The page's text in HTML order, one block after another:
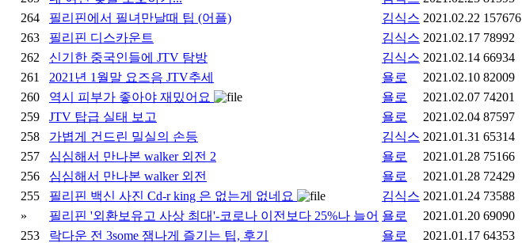
264
필리핀에서 필녀만날때 팁 (어플) 김식스 2021.02.22 157676
263
필리핀 디스카운트 김식스 2021.02.17 78992
262
신기한 중국인들에 JTV 탐방 김식스 2021.02.14 66934
261
2021년 1월말 요즈음 JTV추세 욜로 2021.02.10 82009
260
역시 피부가 좋아야 재밌어요 욜로 2021.02.07 74201
259
JTV 탑급 실태 보고 욜로 2021.02.04 87597
258
가볍게 건드린 밀실의 손등 김식스 2021.01.31 65314
257
심심해서 만나본 walker 외전 2 욜로 2021.01.28 75166
256
심심해서 만나본 walker 외전 욜로 2021.01.28 72429
255
필리핀 백신 사진 Cd-r king 은 없는게 없네요 김식스 2021.01.24 73588
»
필리핀 '외환보유고 사상 최대'-코로나 이전보다 25%나 늘어 욜로 2021.01.20 69090
253
락다운 전 3some 잼나게 즐기는 팁, 후기 욜로 2021.01.17 64353